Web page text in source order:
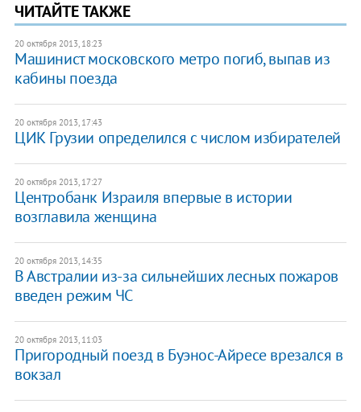
ЧИТАЙТЕ ТАКЖЕ
20 октября 2013, 18:23
Машинист московского метро погиб, выпав из
кабины поезда
20 октября 2013, 17:43
ЦИК Грузии определился с числом избирателей
20 октября 2013, 17:27
Центробанк Израиля впервые в истории
возглавила женщина
20 октября 2013, 14:35
В Австралии из-за сильнейших лесных пожаров
введен режим ЧС
20 октября 2013, 11:03
Пригородный поезд в Буэнос-Айресе врезался в
вокзал